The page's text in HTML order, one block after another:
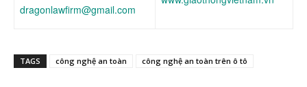
dragonlawfirm@gmail.com
TAGS công nghệ an toàn công nghệ an toàn trên ô tô